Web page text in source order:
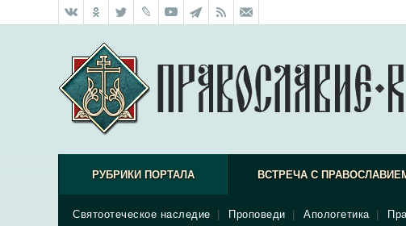
РУБРИКИ ПОРТАЛА ВСТРЕЧА С
Святоотеческое наследие Проповеди Апологетика